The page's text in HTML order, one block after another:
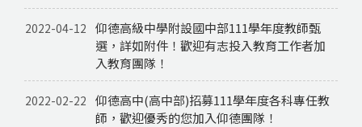
2022-04-12 仰德高級中學附設國中部111學年度教師甄
選，詳如附件！歡迎有志投入教育工作者加
入教育團隊！
2022-02-22 仰德高中(高中部)招募111學年度各科專任教
師，歡迎優秀的您加入仰德團隊！